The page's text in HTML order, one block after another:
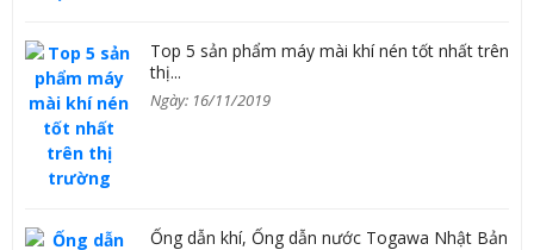
Top 5 sản phẩm máy mài khí nén tốt nhất trên
thị...
Ngày: 16/11/2019
Ống dẫn khí, Ống dẫn nước Togawa Nhật Bản